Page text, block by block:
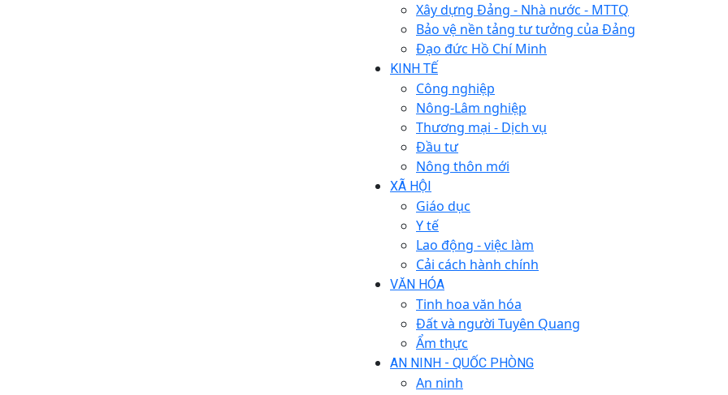
Xây dựng Đảng - Nhà nước - MTTQ
Bảo vệ nền tảng tư tưởng của Đảng
Đạo đức Hồ Chí Minh
KINH TẾ
Công nghiệp
Nông-Lâm nghiệp
Thương mại - Dịch vụ
Đầu tư
Nông thôn mới
XÃ HỘI
Giáo dục
Y tế
Lao động - việc làm
Cải cách hành chính
VĂN HÓA
Tinh hoa văn hóa
Đất và người Tuyên Quang
Ẩm thực
AN NINH - QUỐC PHÒNG
An ninh